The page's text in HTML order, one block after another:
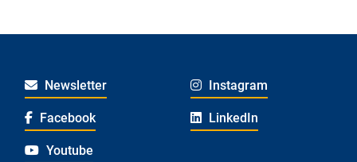
Newsletter Instagram
Facebook LinkedIn
Youtube